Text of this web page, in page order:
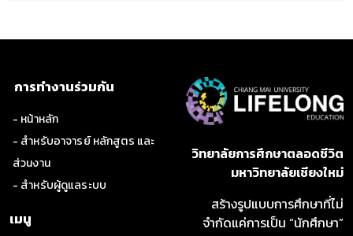
2564
กิจกรรมข่าวเผยแพร่นโยบายคุณธรรมและความโปร่งใส
ในการดำเนินงานของวิทยาลัยการศึกษาตลอดชีวิต
การทำงานร่วมกัน
- หน้าหลัก
- สำหรับอาจารย์ หลักสูตร และ
ส่วนงาน
- สำหรับผู้ดูแลระบบ
เมนู
วิทยาลัยการศึกษาตลอดชีวิต
มหาวิทยาลัยเชียงใหม่
สร้างรูปแบบการศึกษาที่ไม่
จำกัดแค่การเป็น “นักศึกษา”